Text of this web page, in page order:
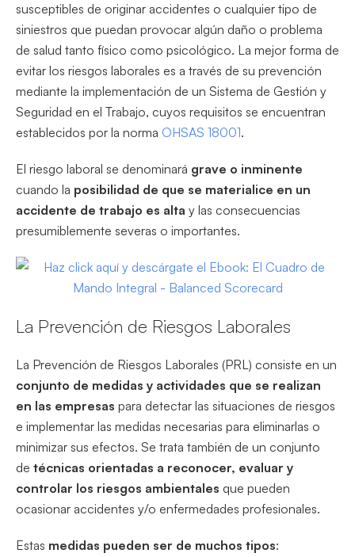
susceptibles de originar accidentes o cualquier tipo de
siniestros que puedan provocar algún daño o problema
de salud tanto físico como psicológico. La mejor forma de
evitar los riesgos laborales es a través de su prevención
mediante la implementación de un Sistema de Gestión y
Seguridad en el Trabajo, cuyos requisitos se encuentran
establecidos por la norma OHSAS 18001.
El riesgo laboral se denominará grave o inminente
cuando la posibilidad de que se materialice en un
accidente de trabajo es alta y las consecuencias
presumiblemente severas o importantes.
La Prevención de Riesgos Laborales
La Prevención de Riesgos Laborales (PRL) consiste en un
conjunto de medidas y actividades que se realizan
en las empresas para detectar las situaciones de riesgos
e implementar las medidas necesarias para eliminarlas o
minimizar sus efectos. Se trata también de un conjunto
de técnicas orientadas a reconocer, evaluar y
controlar los riesgos ambientales que pueden
ocasionar accidentes y/o enfermedades profesionales.
Estas medidas pueden ser de muchos tipos: